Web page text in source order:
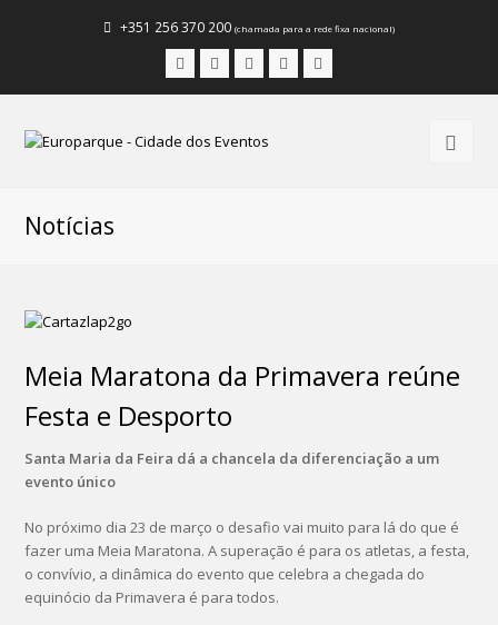
+351 256 370 200 (chamada para a rede fixa nacional)
FacebookInstagram
LinkedInYoutube
Notícias
Meia Maratona da Primavera reúne
Festa e Desporto
Santa Maria da Feira dá a chancela da diferenciação a um
evento único
No próximo dia 23 de março o desafio vai muito para lá do que é
fazer uma Meia Maratona. A superação é para os atletas, a festa,
o convívio, a dinâmica do evento que celebra a chegada do
equinócio da Primavera é para todos.